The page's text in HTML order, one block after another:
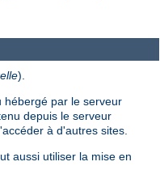
).
hébergé par le serveur
depuis le serveur
à d'autres sites.
aussi utiliser la mise en